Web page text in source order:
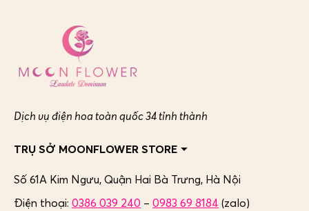
Dịch vụ điện hoa toàn quốc 34 tỉnh thành
TRỤ SỞ MOONFLOWER STORE
Số 61A Kim Ngưu, Quận Hai Bà Trưng, Hà Nội
Điện thoại: 0386 039 240 – 0983 69 8184 (zalo)